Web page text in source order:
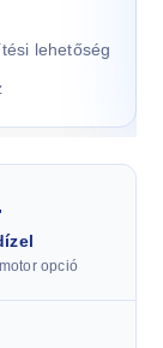
lehetőség
opció